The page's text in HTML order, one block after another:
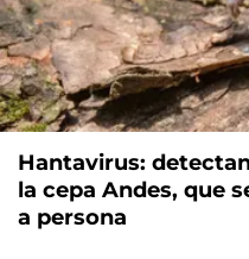
Hantavirus:
la cepa Andes, que
a persona